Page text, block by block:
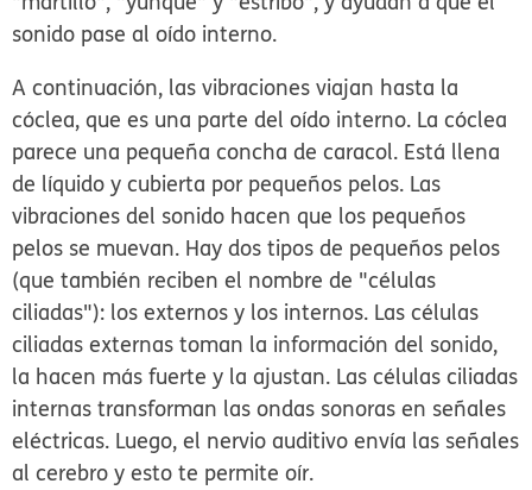
sonido pase al oído interno.
A continuación, las vibraciones viajan hasta la
cóclea, que es una parte del oído interno. La cóclea
parece una pequeña concha de caracol. Está llena
de líquido y cubierta por pequeños pelos. Las
vibraciones del sonido hacen que los pequeños
pelos se muevan. Hay dos tipos de pequeños pelos
(que también reciben el nombre de "células
ciliadas"): los externos y los internos. Las células
ciliadas externas toman la información del sonido,
la hacen más fuerte y la ajustan. Las células ciliadas
internas transforman las ondas sonoras en señales
eléctricas. Luego, el nervio auditivo envía las señales
al cerebro y esto te permite oír.